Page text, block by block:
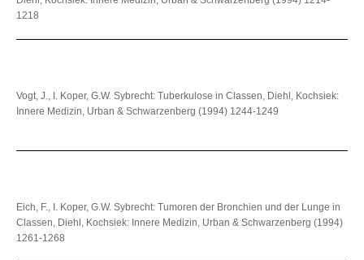
1218
Vogt, J., I. Koper, G.W. Sybrecht: Tuberkulose in Classen, Diehl, Kochsiek:
Innere Medizin, Urban & Schwarzenberg (1994) 1244-1249
Eich, F., I. Koper, G.W. Sybrecht: Tumoren der Bronchien und der Lunge in
Classen, Diehl, Kochsiek: Innere Medizin, Urban & Schwarzenberg (1994)
1261-1268